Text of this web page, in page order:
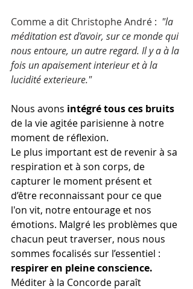
Comme a dit Christophe André : "la
méditation est d'avoir, sur ce monde qui
nous entoure, un autre regard. Il y a à la
fois un apaisement interieur et à la
lucidité exterieure."
Nous avons intégré tous ces bruits
de la vie agitée parisienne à notre
moment de réflexion.
Le plus important est de revenir à sa
respiration et à son corps, de
capturer le moment présent et
d’être reconnaissant pour ce que
l'on vit, notre entourage et nos
émotions. Malgré les problèmes que
chacun peut traverser, nous nous
sommes focalisés sur l’essentiel :
respirer en pleine conscience.
Méditer à la Concorde paraît